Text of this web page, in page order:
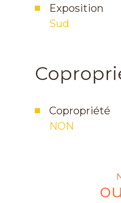
Exposition
Sud
Copropriété
NON